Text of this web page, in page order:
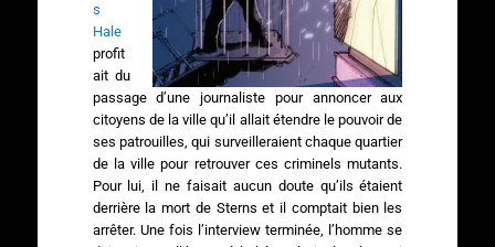
s
Hale
profit
ait du
passage d’une journaliste pour annoncer aux
citoyens de la ville qu’il allait étendre le pouvoir de
ses patrouilles, qui surveilleraient chaque quartier
de la ville pour retrouver ces criminels mutants.
Pour lui, il ne faisait aucun doute qu’ils étaient
derrière la mort de Sterns et il comptait bien les
arrêter. Une fois l’interview terminée, l’homme se